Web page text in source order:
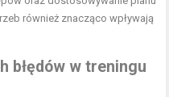
również znacząco wpływają
błędów w treningu